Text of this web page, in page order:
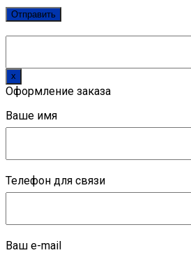
x
Оформление заказа
Ваше имя
Телефон для связи
Ваш e-mail